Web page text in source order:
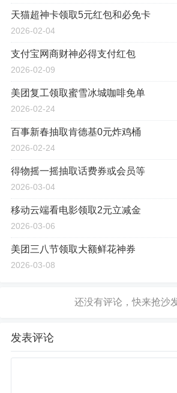
天猫超神卡领取5元红包和必免卡
2026-02-04
支付宝网商财神必得支付红包
2026-02-09
美团复工领取蜜雪冰城咖啡免单
2026-02-24
百事新春抽取肯德基0元炸鸡桶
2026-02-24
得物摇一摇抽取话费券或会员等
2026-03-04
移动云端看电影领取2元立减金
2026-03-06
美团三八节领取大额鲜花神券
2026-03-08
发表评论